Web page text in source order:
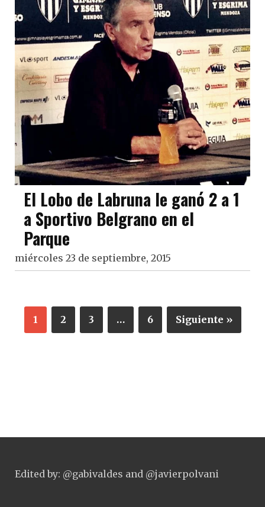
El Lobo de Labruna le ganó 2 a 1
a Sportivo Belgrano en el
Parque
miércoles 23 de septiembre, 2015
1 2 3 … 6 Siguiente »
Edited by: @gabivaldes and @javierpolvani